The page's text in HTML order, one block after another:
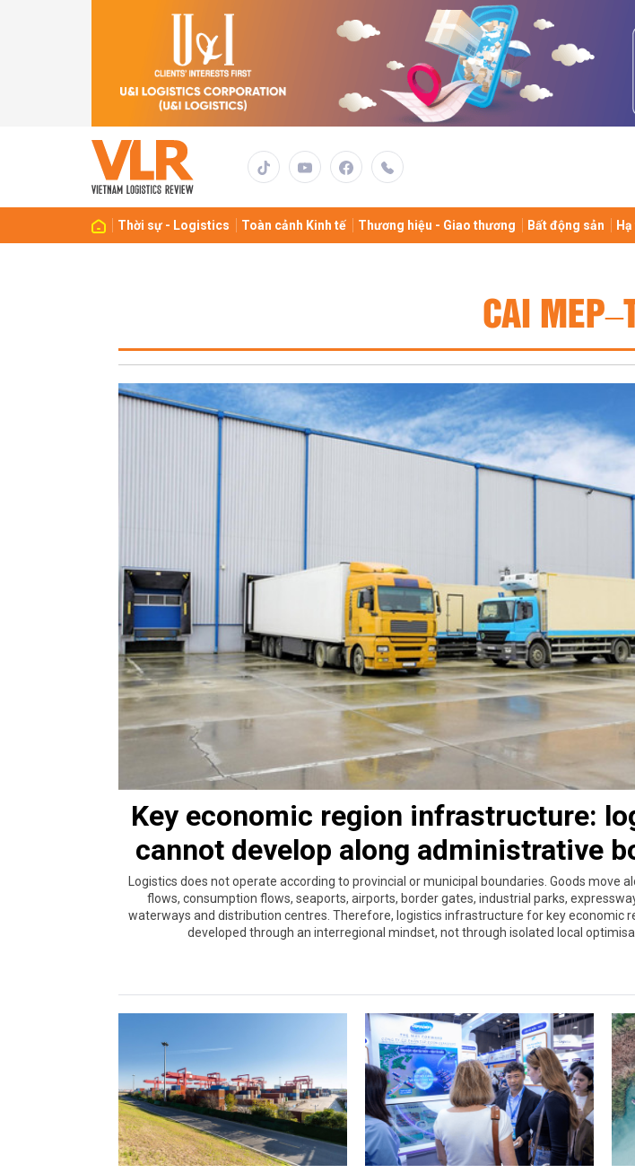
Thời sự - Logistics Toàn cảnh Kinh tế Thương hiệu - Giao thương Bất động sản
CAI
Key economic region infrastructure:
cannot develop along administrative
Logistics does not operate according to provincial or municipal boundaries. Goods move
flows, consumption flows, seaports, airports, border gates, industrial parks,
waterways and distribution centres. Therefore, logistics infrastructure for key economic
developed through an interregional mindset, not through isolated local